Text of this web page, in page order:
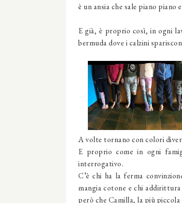
è un ansia che sale piano piano
E già, è proprio così, in ogni
bermuda dove i calzini
A volte tornano con colori
E proprio come in ogni
interrogativo.
C’è chi ha la ferma
mangia cotone e chi
però che Camilla, la più piccola